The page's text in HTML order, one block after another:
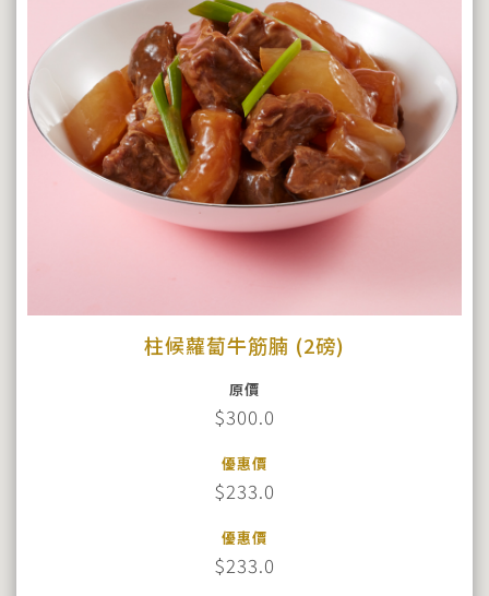
柱候蘿蔔牛筋腩 (2磅)
原價
$300.0
優惠價
$233.0
優惠價
$233.0